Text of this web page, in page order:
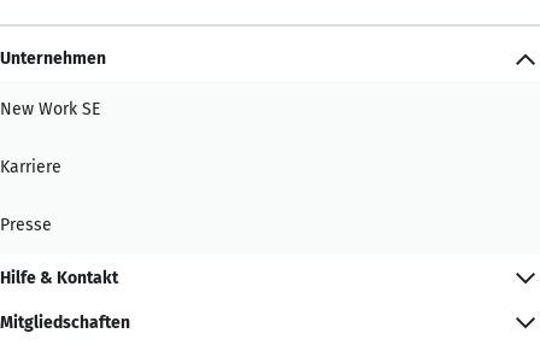
Unternehmen
New Work SE
Karriere
Presse
Hilfe & Kontakt
Mitgliedschaften